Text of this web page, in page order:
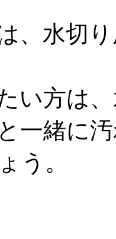
、水切
い方は
一緒に
う。